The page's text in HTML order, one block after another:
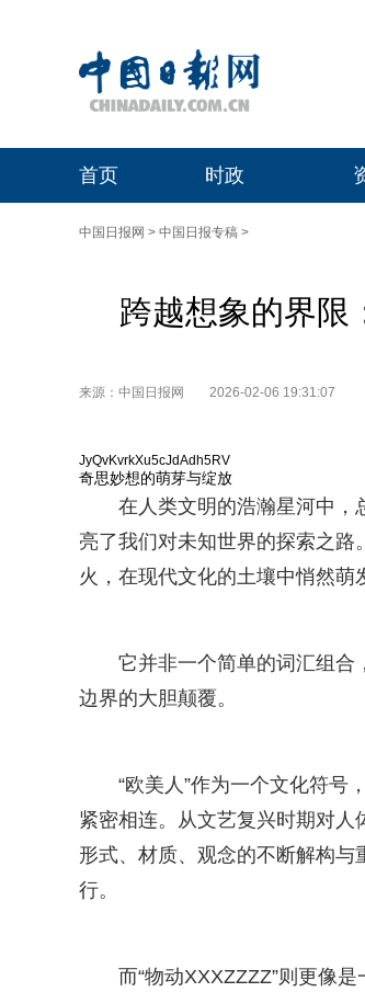
首页 时政
中国日报网 > 中国日报专稿 >
跨越想象的界限
来源：中国日报网 2026-02-06 19:31:07
JyQvKvrkXu5cJdAdh5RV
奇思妙想的萌芽与绽放
在人类文明的浩瀚星河中，
亮了我们对未知世界的探索之路
火，在现代文化的土壤中悄然萌
它并非一个简单的词汇组合
边界的大胆颠覆。
“欧美人”作为一个文化符号
紧密相连。从文艺复兴时期对
形式、材质、观念的不断解构
行。
而“物动XXXZZZZ”则更像